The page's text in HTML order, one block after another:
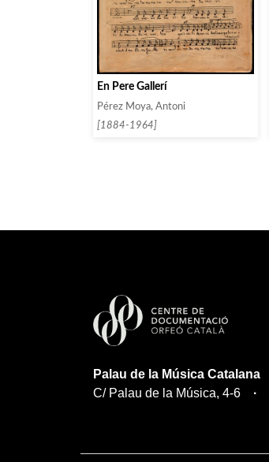
En Pere Gallerí
Pérez Moya, Antoni
[1884-1964]
Palau de la Música Catalana
C/ Palau de la Música, 4-6